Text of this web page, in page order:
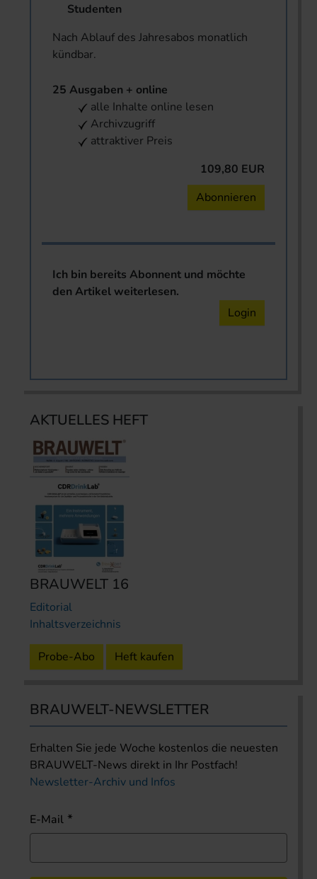
Studenten
Nach Ablauf des Jahresabos monatlich
kündbar.
25 Ausgaben + online
alle Inhalte online lesen
Archivzugriff
attraktiver Preis
109,80 EUR
Abonnieren
Ich bin bereits Abonnent und möchte
den Artikel weiterlesen.
Login
AKTUELLES HEFT
BRAUWELT 16
Editorial
Inhaltsverzeichnis
Probe-Abo Heft kaufen
BRAUWELT-NEWSLETTER
Erhalten Sie jede Woche kostenlos die neuesten
BRAUWELT-News direkt in Ihr Postfach!
Newsletter-Archiv und Infos
E-Mail